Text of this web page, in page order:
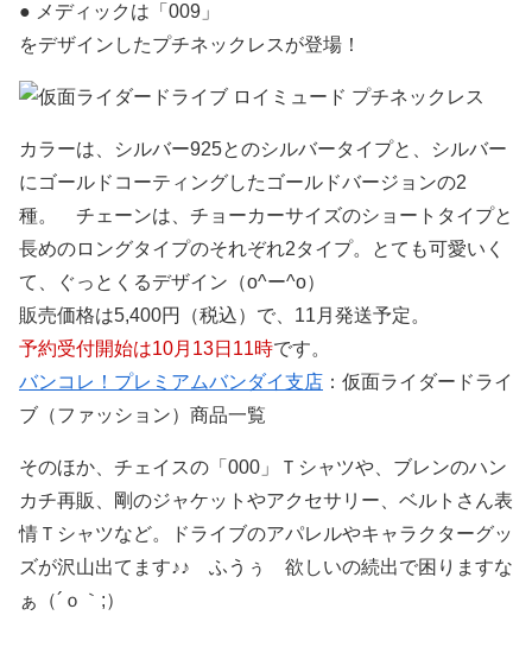
● メディックは「009」
をデザインしたプチネックレスが登場！
カラーは、シルバー925とのシルバータイプと、シルバー
にゴールドコーティングしたゴールドバージョンの2
種。 チェーンは、チョーカーサイズのショートタイプと
長めのロングタイプのそれぞれ2タイプ。とても可愛いく
て、ぐっとくるデザイン（o^ー^o）
販売価格は5,400円（税込）で、11月発送予定。
予約受付開始は10月13日11時です。
バンコレ！プレミアムバンダイ支店 ：仮面ライダードライ
ブ（ファッション）商品一覧
そのほか、チェイスの「000」Ｔシャツや、ブレンのハン
カチ再販、剛のジャケットやアクセサリー、ベルトさん表
情Ｔシャツなど。ドライブのアパレルやキャラクターグッ
ズが沢山出てます♪♪ ふうぅ 欲しいの続出で困りますな
ぁ（´ｏ｀;）